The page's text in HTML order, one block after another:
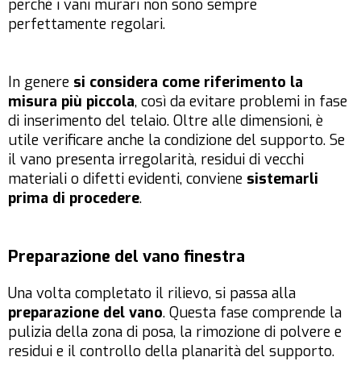
perché i vani murari non sono sempre
perfettamente regolari.
In genere si considera come riferimento la
misura più piccola, così da evitare problemi in fase
di inserimento del telaio. Oltre alle dimensioni, è
utile verificare anche la condizione del supporto. Se
il vano presenta irregolarità, residui di vecchi
materiali o difetti evidenti, conviene sistemarli
prima di procedere.
Preparazione del vano finestra
Una volta completato il rilievo, si passa alla
preparazione del vano. Questa fase comprende la
pulizia della zona di posa, la rimozione di polvere e
residui e il controllo della planarità del supporto.